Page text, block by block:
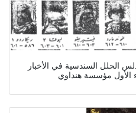
الحلل السندسية في الأخبار
الأول مؤسسة هنداوي